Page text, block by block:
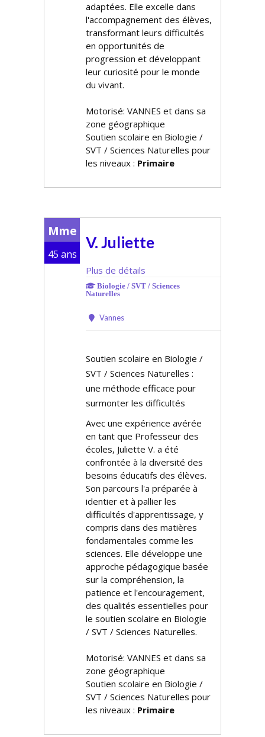
adaptées. Elle excelle dans
l'accompagnement des élèves,
transformant leurs difficultés
en opportunités de
progression et développant
leur curiosité pour le monde
du vivant.
Motorisé: VANNES et dans sa
zone géographique
Soutien scolaire en Biologie /
SVT / Sciences Naturelles pour
les niveaux : Primaire
Mme
45 ans
V. Juliette
Plus de détails
Biologie / SVT / Sciences
Naturelles
Vannes
Soutien scolaire en Biologie /
SVT / Sciences Naturelles :
une méthode efficace pour
surmonter les difficultés
Avec une expérience avérée
en tant que Professeur des
écoles, Juliette V. a été
confrontée à la diversité des
besoins éducatifs des élèves.
Son parcours l'a préparée à
identifier et à pallier les
difficultés d'apprentissage, y
compris dans des matières
fondamentales comme les
sciences. Elle développe une
approche pédagogique basée
sur la compréhension, la
patience et l'encouragement,
des qualités essentielles pour
le soutien scolaire en Biologie
/ SVT / Sciences Naturelles.
Motorisé: VANNES et dans sa
zone géographique
Soutien scolaire en Biologie /
SVT / Sciences Naturelles pour
les niveaux : Primaire